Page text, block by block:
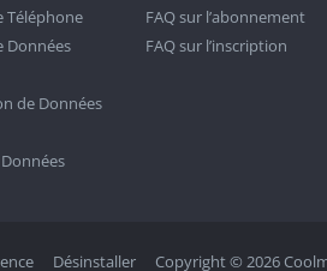
Téléphone
Données
de Données
FAQ sur l’abonnement
FAQ sur l’inscription
Désinstaller Copyright © 2026